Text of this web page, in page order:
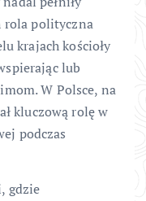
rola polityczna
krajach kościoły
lub
W Polsce, na
kluczową rolę w
podczas
gdzie